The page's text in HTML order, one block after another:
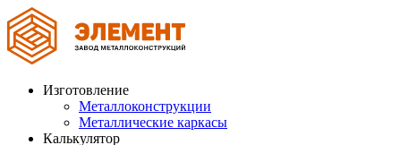
Изготовление
Металлоконструкции
Металлические каркасы
Калькулятор